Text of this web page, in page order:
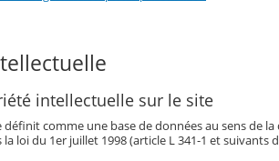
intellectuelle sur le site
définit comme une base de données au sens de
loi du 1er juillet 1998 (article L 341-1 et